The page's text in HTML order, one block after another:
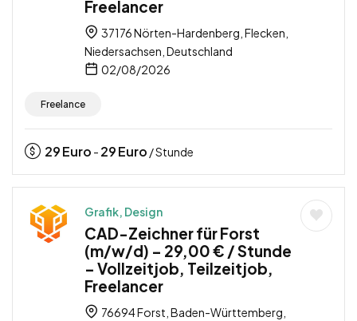
Freelancer
37176 Nörten-Hardenberg, Flecken,
Niedersachsen, Deutschland
02/08/2026
Freelance
29Euro - 29Euro / Stunde
Grafik, Design
CAD-Zeichner für Forst
(m/w/d) – 29,00 € / Stunde
– Vollzeitjob, Teilzeitjob,
Freelancer
76694 Forst, Baden-Württemberg,